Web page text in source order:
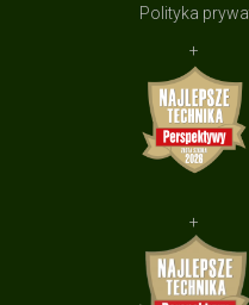
Polityka
+
+